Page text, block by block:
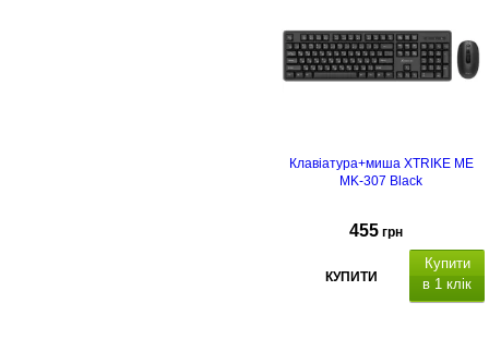
Клавіатура+миша XTRIKE ME
MK-307 Black
455 грн
КУПИТИ
Купити
в 1 клік